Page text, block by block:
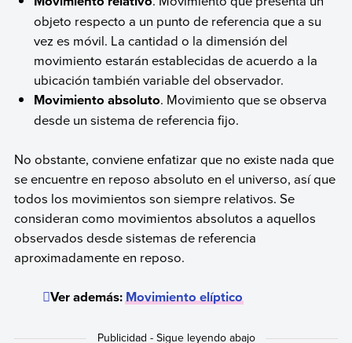
objeto respecto a un punto de referencia que a su
vez es móvil. La cantidad o la dimensión del
movimiento estarán establecidas de acuerdo a la
ubicación también variable del observador.
Movimiento absoluto. Movimiento que se observa
desde un sistema de referencia fijo.
No obstante, conviene enfatizar que no existe nada que
se encuentre en reposo absoluto en el universo, así que
todos los movimientos son siempre relativos. Se
consideran como movimientos absolutos a aquellos
observados desde sistemas de referencia
aproximadamente en reposo.
Ver además:Movimiento elíptico